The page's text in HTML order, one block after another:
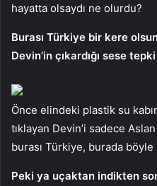
hayatta olsaydı ne olurdu?
Burası Türkiye bir kere
Devin’in çıkardığı sese
Önce elindeki plastik su
tıklayan Devin’i sadece
burası Türkiye, burada böyle
Peki ya uçaktan indikten